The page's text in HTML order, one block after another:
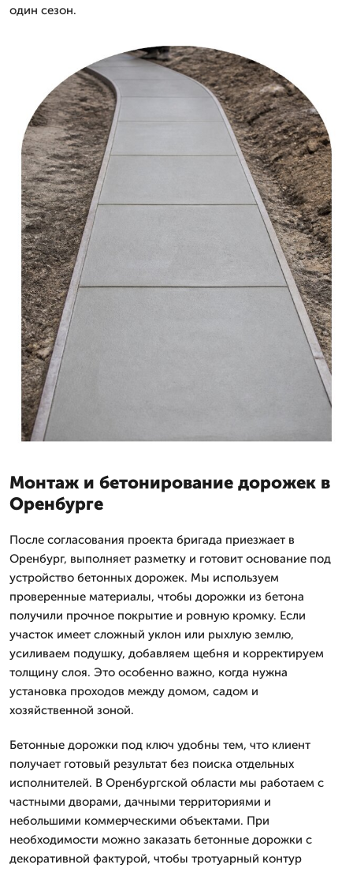
один сезон.
Монтаж и бетонирование дорожек в
Оренбурге
После согласования проекта бригада приезжает в
Оренбург, выполняет разметку и готовит основание под
устройство бетонных дорожек. Мы используем
проверенные материалы, чтобы дорожки из бетона
получили прочное покрытие и ровную кромку. Если
участок имеет сложный уклон или рыхлую землю,
усиливаем подушку, добавляем щебня и корректируем
толщину слоя. Это особенно важно, когда нужна
установка проходов между домом, садом и
хозяйственной зоной.
Бетонные дорожки под ключ удобны тем, что клиент
получает готовый результат без поиска отдельных
исполнителей. В Оренбургской области мы работаем с
частными дворами, дачными территориями и
небольшими коммерческими объектами. При
необходимости можно заказать бетонные дорожки с
декоративной фактурой, чтобы тротуарный контур